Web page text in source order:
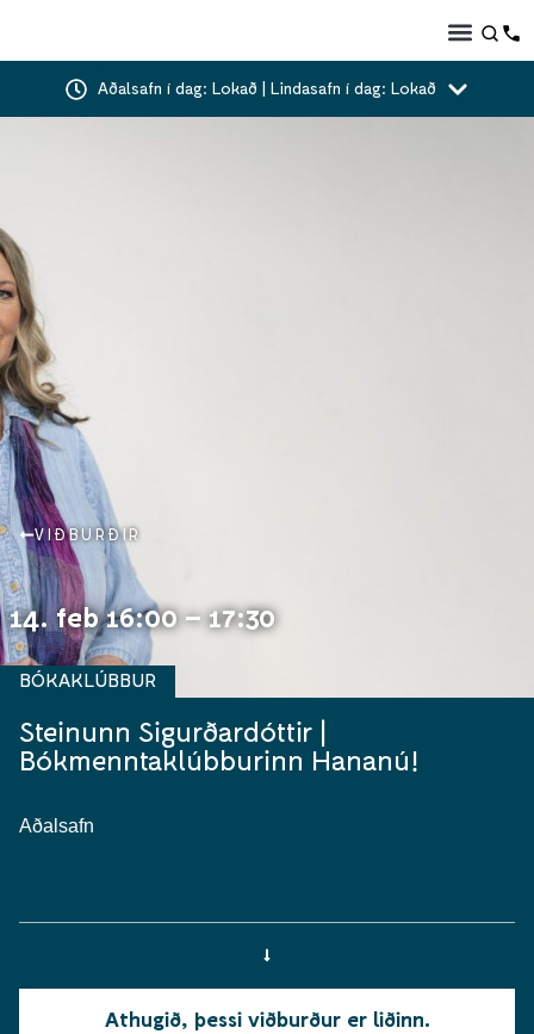
Aðalsafn í dag: Lokað | Lindasafn í dag: Lokað
VIÐBURÐIR
14. feb 16:00 – 17:30
Steinunn Sigurðardóttir |
Bókmenntaklúbburinn Hananú!
BÓKAKLÚBBUR
Aðalsafn
Athugið, þessi viðburður er liðinn.